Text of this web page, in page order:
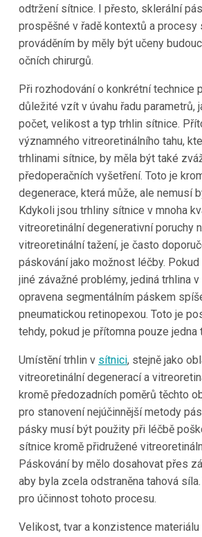
odtržení sítnice. I přesto, sklerální
prospěšné v řadě kontextů a procesy
prováděním by měly být učeny
očních chirurgů.
Při rozhodování o konkrétní technice
důležité vzít v úvahu řadu parametrů,
počet, velikost a typ trhlin sítnice.
významného vitreoretinálního tahu,
trhlinami sítnice, by měla být také
předoperačních vyšetření. Toto je
degenerace, která může, ale nemusí
Kdykoli jsou trhliny sítnice v mnoha
vitreoretinální degenerativní poruchy
vitreoretinální tažení, je často
páskování jako možnost léčby.
jiné závažné problémy, jediná trhlina
opravena segmentálním páskem
pneumatickou retinopexou. Toto je
tehdy, pokud je přítomna pouze jedna
Umístění trhlin v sítnici, stejně jako
vitreoretinální degenerací a
kromě předozadních poměrů těchto
pro stanovení nejúčinnější metody
pásky musí být použity při léčbě
sítnice kromě přidružené
Páskování by mělo dosahovat přes
aby byla zcela odstraněna tahová
pro účinnost tohoto procesu.
Velikost, tvar a konzistence